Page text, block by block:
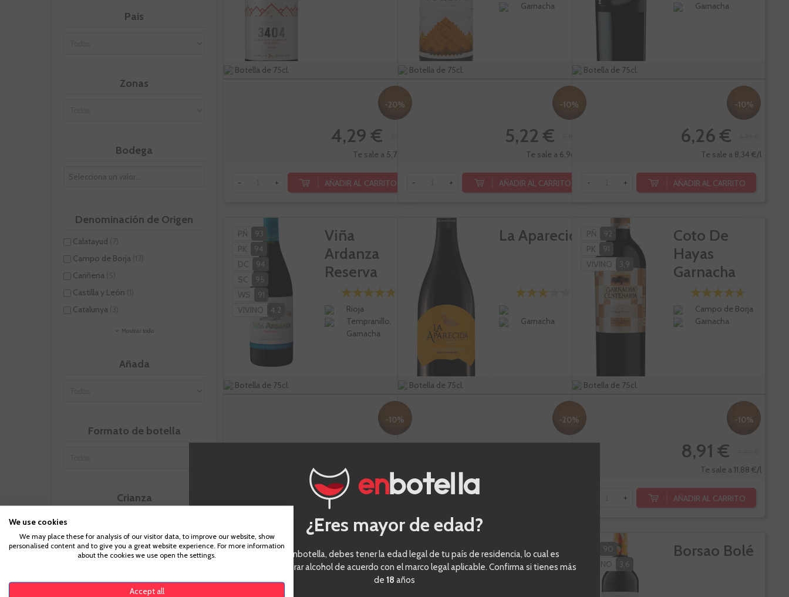
Pais
Zonas
Bodega
Denominación de Origen
Calatayud
Campo de Borja
Cariñena
Castilla y León
Catalunya
Mostrar todo
Añada
Formato de botella
Crianza
Botella de 75cl.
-20%
4,29 €
Te sale a 5,72 €/l
- + AÑADIR AL CARRITO
Garnacha
Botella de 75cl.
-10%
5,22 €
Te sale a 6,96 €/l
- + AÑADIR AL CARRITO
Garnacha
Botella de 75cl.
-10%
6,26 €
Te sale a 8,34 €/l
- + AÑADIR AL CARRITO
PÑ
93
PK
94
DC
94
SC
95
WS
91
VIVINO
4,2
Viña
Ardanza
Reserva
Rioja
Tempranillo,
Garnacha
Botella de 75cl.
-10%
25,61 €
Te sale a 34,14 €/l
AÑADIR AL CARRITO
La Aparecida
Garnacha
Botella de 75cl.
-20%
9,12 €
PÑ
92
PK
91
VIVINO
3,9
Coto De
Hayas
Garnacha
Centenaria
Campo de Borja
Garnacha
Botella de 75cl.
-10%
8,91 €
Te sale a 11,88 €/l
+ AÑADIR AL CARRITO
Borsao Tres
Picos
Garnacha
Cuesta Del
Herrero
90
VIVINO
3,6
Borsao Bolé
¿Eres mayor de edad?
Para acceder a enbotella, debes tener la edad legal de tu país de residencia, lo cual es
suficiente para comprar alcohol de acuerdo con el marco legal aplicable. Confirma si tienes más
de18 años
We use cookies
We may place these for analysis of our visitor data, to improve our website, show
personalised content and to give you a great website experience. For more information
about the cookies we use open the settings.
Accept all